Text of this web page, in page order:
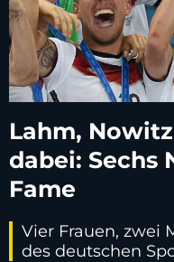
Lahm,
dabei: Sechs
Fame
Vier Frauen, zwei
des deutschen